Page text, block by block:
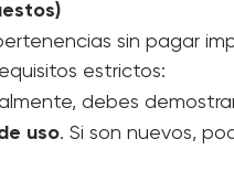
la preparación
sin pagar